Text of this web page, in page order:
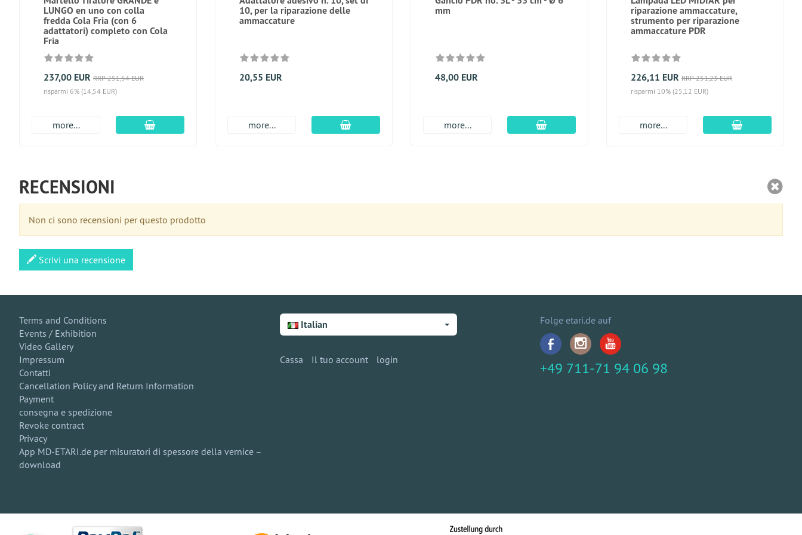
LUNGO en uno con colla
fredda Cola Fria (con 6
adattatori) completo con Cola
Fria
237,00 EUR RRP 251,54 EUR
risparmi 6% (14,54 EUR)
more... aggiungi al carrello
10, per la riparazione delle
ammaccature
20,55 EUR
more... aggiungi al carrello
mm
48,00 EUR
more... aggiungi al carrello
riparazione ammaccature,
strumento per riparazione
ammaccature PDR
226,11 EUR RRP 251,23 EUR
risparmi 10% (25,12 EUR)
more... aggiungi al
RECENSIONI
Non ci sono recensioni per questo prodotto
Scrivi una recensione
Terms and Conditions
Events / Exhibition
Video Gallery
Impressum
Contatti
Cancellation Policy and Return Information
Payment
consegna e spedizione
Revoke contract
Privacy
App MD-ETARI.de per misuratori di spessore della vernice –
download
Italian
Cassa Il tuo account login
Folge etari.de auf
+49 711-71 94 06 98